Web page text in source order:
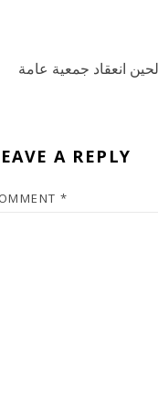
انعقاد جمعية عامة
A REPLY
*